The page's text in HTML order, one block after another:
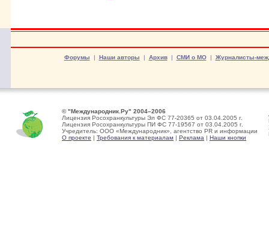
Форумы | Наши авторы | Архив| СМИ о МО| Журналисты-
© "Международник.Ру" 2004–2006
Лицензия Росохранкультуры Эл ФС 77-20365 от 03.04.2005 г.
Лицензия Росохранкультуры ПИ ФС 77-19567 от 03.04.2005 г.
Учредитель: ООО «Международник», агентство PR и информации
О проекте | Требования к материалам | Реклама | Наши кнопки